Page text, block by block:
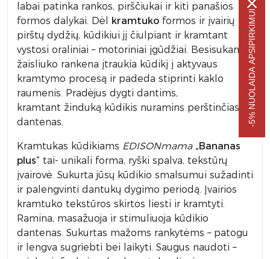
labai patinka rankos, pirščiukai ir kiti panašios
formos dalykai. Dėl kramtuko formos ir įvairių
pirštų dydžių, kūdikiui jį čiulpiant ir kramtant
vystosi oraliniai – motoriniai įgūdžiai. Besisukanti
žaisliuko rankena įtraukia kūdikį į aktyvaus
kramtymo procesą ir padeda stiprinti kaklo
raumenis. Pradėjus dygti dantims,
kramtant žinduką kūdikis nuramins perštinčias
dantenas.
Kramtukas kūdikiams EDISONmama „Bananas
plus” tai- unikali forma, ryški spalva, tekstūrų
įvairovė. Sukurta jūsų kūdikio smalsumui sužadinti
ir palengvinti dantukų dygimo periodą. Įvairios
kramtuko tekstūros skirtos liesti ir kramtyti.
Ramina, masažuoja ir stimuliuoja kūdikio
dantenas. Sukurtas mažoms rankytėms – patogu
ir lengva sugriebti bei laikyti. Saugus naudoti –
-5% NUOLAIDA APSIPIRKIMUI